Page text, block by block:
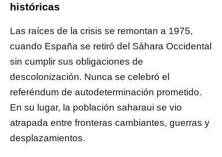
históricas
Las raíces de la crisis se remontan a 1975,
cuando España se retiró del Sáhara Occidental
sin cumplir sus obligaciones de
descolonización. Nunca se celebró el
referéndum de autodeterminación prometido.
En su lugar, la población saharaui se vio
atrapada entre fronteras cambiantes, guerras y
desplazamientos.